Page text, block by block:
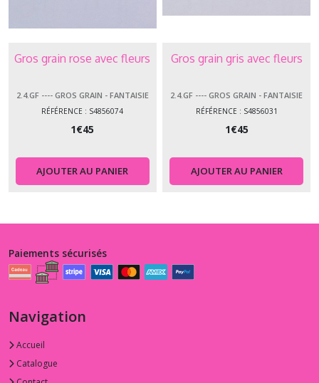
Gros grain rose avec fleurs
2.4.GF ---- GROS GRAIN - FANTAISIE
RÉFÉRENCE : S4856074
1€45
AJOUTER AU PANIER
Gros grain gris avec fleurs
2.4.GF ---- GROS GRAIN - FANTAISIE
RÉFÉRENCE : S4856031
1€45
AJOUTER AU PANIER
Paiements sécurisés
Navigation
Accueil
Catalogue